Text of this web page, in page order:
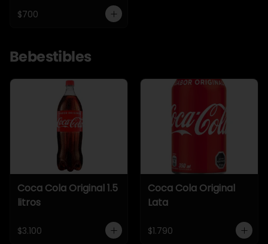
$700
Bebestibles
Coca Cola Original 1.5
litros
$3.100
Coca Cola Original
Lata
$1.790